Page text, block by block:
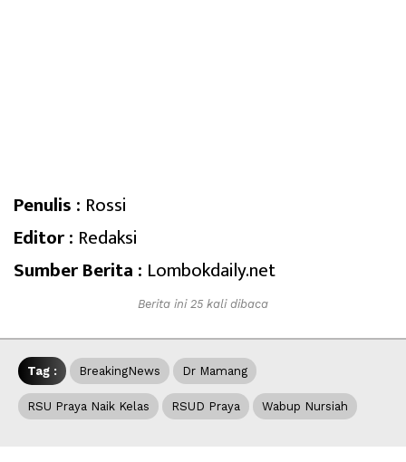
Penulis : Rossi
Editor : Redaksi
Sumber Berita : Lombokdaily.net
Berita ini 25 kali dibaca
Tag : BreakingNews Dr Mamang
RSU Praya Naik Kelas RSUD Praya Wabup Nursiah